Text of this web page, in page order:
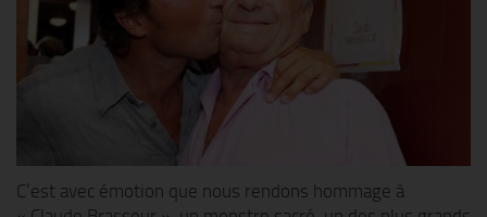
C’est avec émotion que nous rendons hommage à